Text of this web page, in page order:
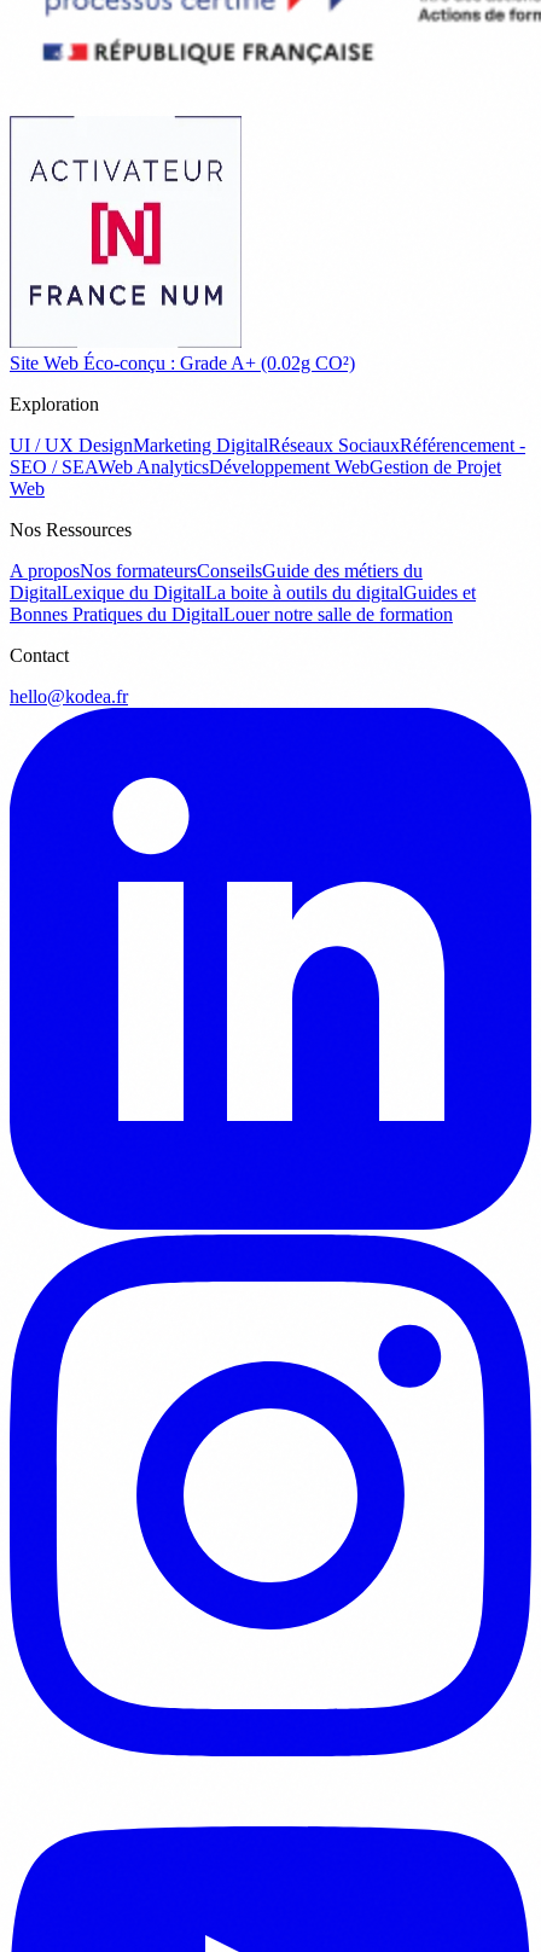
Site Web Éco-conçu : Grade A+ (0.02g CO²)
Exploration
UI / UX DesignMarketing DigitalRéseaux SociauxRéférencement -
SEO / SEAWeb AnalyticsDéveloppement WebGestion de Projet
Web
Nos Ressources
A proposNos formateursConseilsGuide des métiers du
DigitalLexique du DigitalLa boite à outils du digitalGuides et
Bonnes Pratiques du DigitalLouer notre salle de formation
Contact
hello@kodea.fr